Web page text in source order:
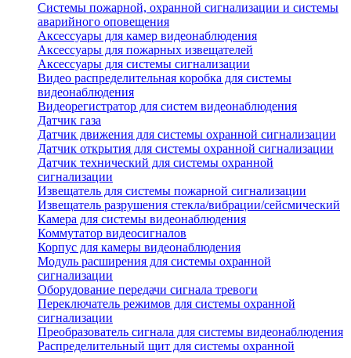
Системы пожарной, охранной сигнализации и системы
аварийного оповещения
Аксессуары для камер видеонаблюдения
Аксессуары для пожарных извещателей
Аксессуары для системы сигнализации
Видео распределительная коробка для системы
видеонаблюдения
Видеорегистратор для систем видеонаблюдения
Датчик газа
Датчик движения для системы охранной сигнализации
Датчик открытия для системы охранной сигнализации
Датчик технический для системы охранной
сигнализации
Извещатель для системы пожарной сигнализации
Извещатель разрушения стекла/вибрации/сейсмический
Камера для системы видеонаблюдения
Коммутатор видеосигналов
Корпус для камеры видеонаблюдения
Модуль расширения для системы охранной
сигнализации
Оборудование передачи сигнала тревоги
Переключатель режимов для системы охранной
сигнализации
Преобразователь сигнала для системы видеонаблюдения
Распределительный щит для системы охранной